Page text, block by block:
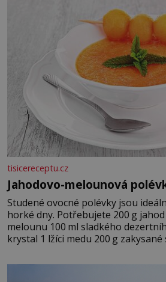
tisicereceptu.cz
Jahodovo-melounová
Studené ovocné polévky jsou
horké dny. Potřebujete 200 g jahod 600 g žlutého
melounu 100 ml sladkého
krystal 1 lžíci medu 200 g zakysané